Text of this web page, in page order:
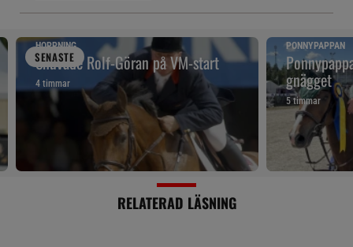
SENASTE
HOPPNING
Snuvade Rolf-Göran på VM-start
4 timmar
PONNYPAPPAN
gnägget
5 timmar
RELATERAD LÄSNING